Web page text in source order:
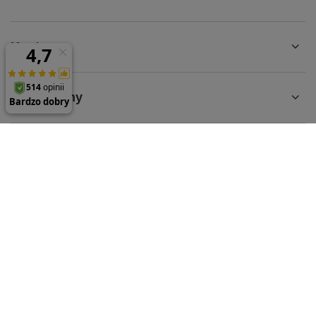
Konto
Regulaminy